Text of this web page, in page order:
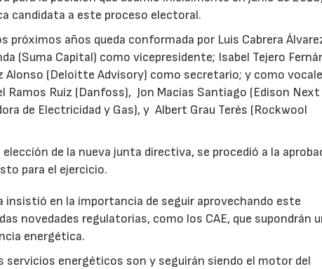
candidata a este proceso electoral.
próximos años queda conformada por Luis Cabrera
(Suma Capital) como vicepresidente; Isabel Tejero
Alonso (Deloitte Advisory) como secretario; y como
Ramos Ruiz (Danfoss), Jon Macías Santiago (Edison Next
de Electricidad y Gas), y Albert Grau Terés (Rockwool
elección de la nueva junta directiva, se procedió a la
para el ejercicio.
insistió en la importancia de seguir aprovechando este
novedades regulatorias, como los CAE, que supondrán
energética.
servicios energéticos son y seguirán siendo el motor del